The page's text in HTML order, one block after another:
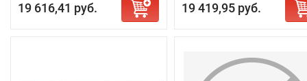
19 616,41 руб. 19 419,95 руб.